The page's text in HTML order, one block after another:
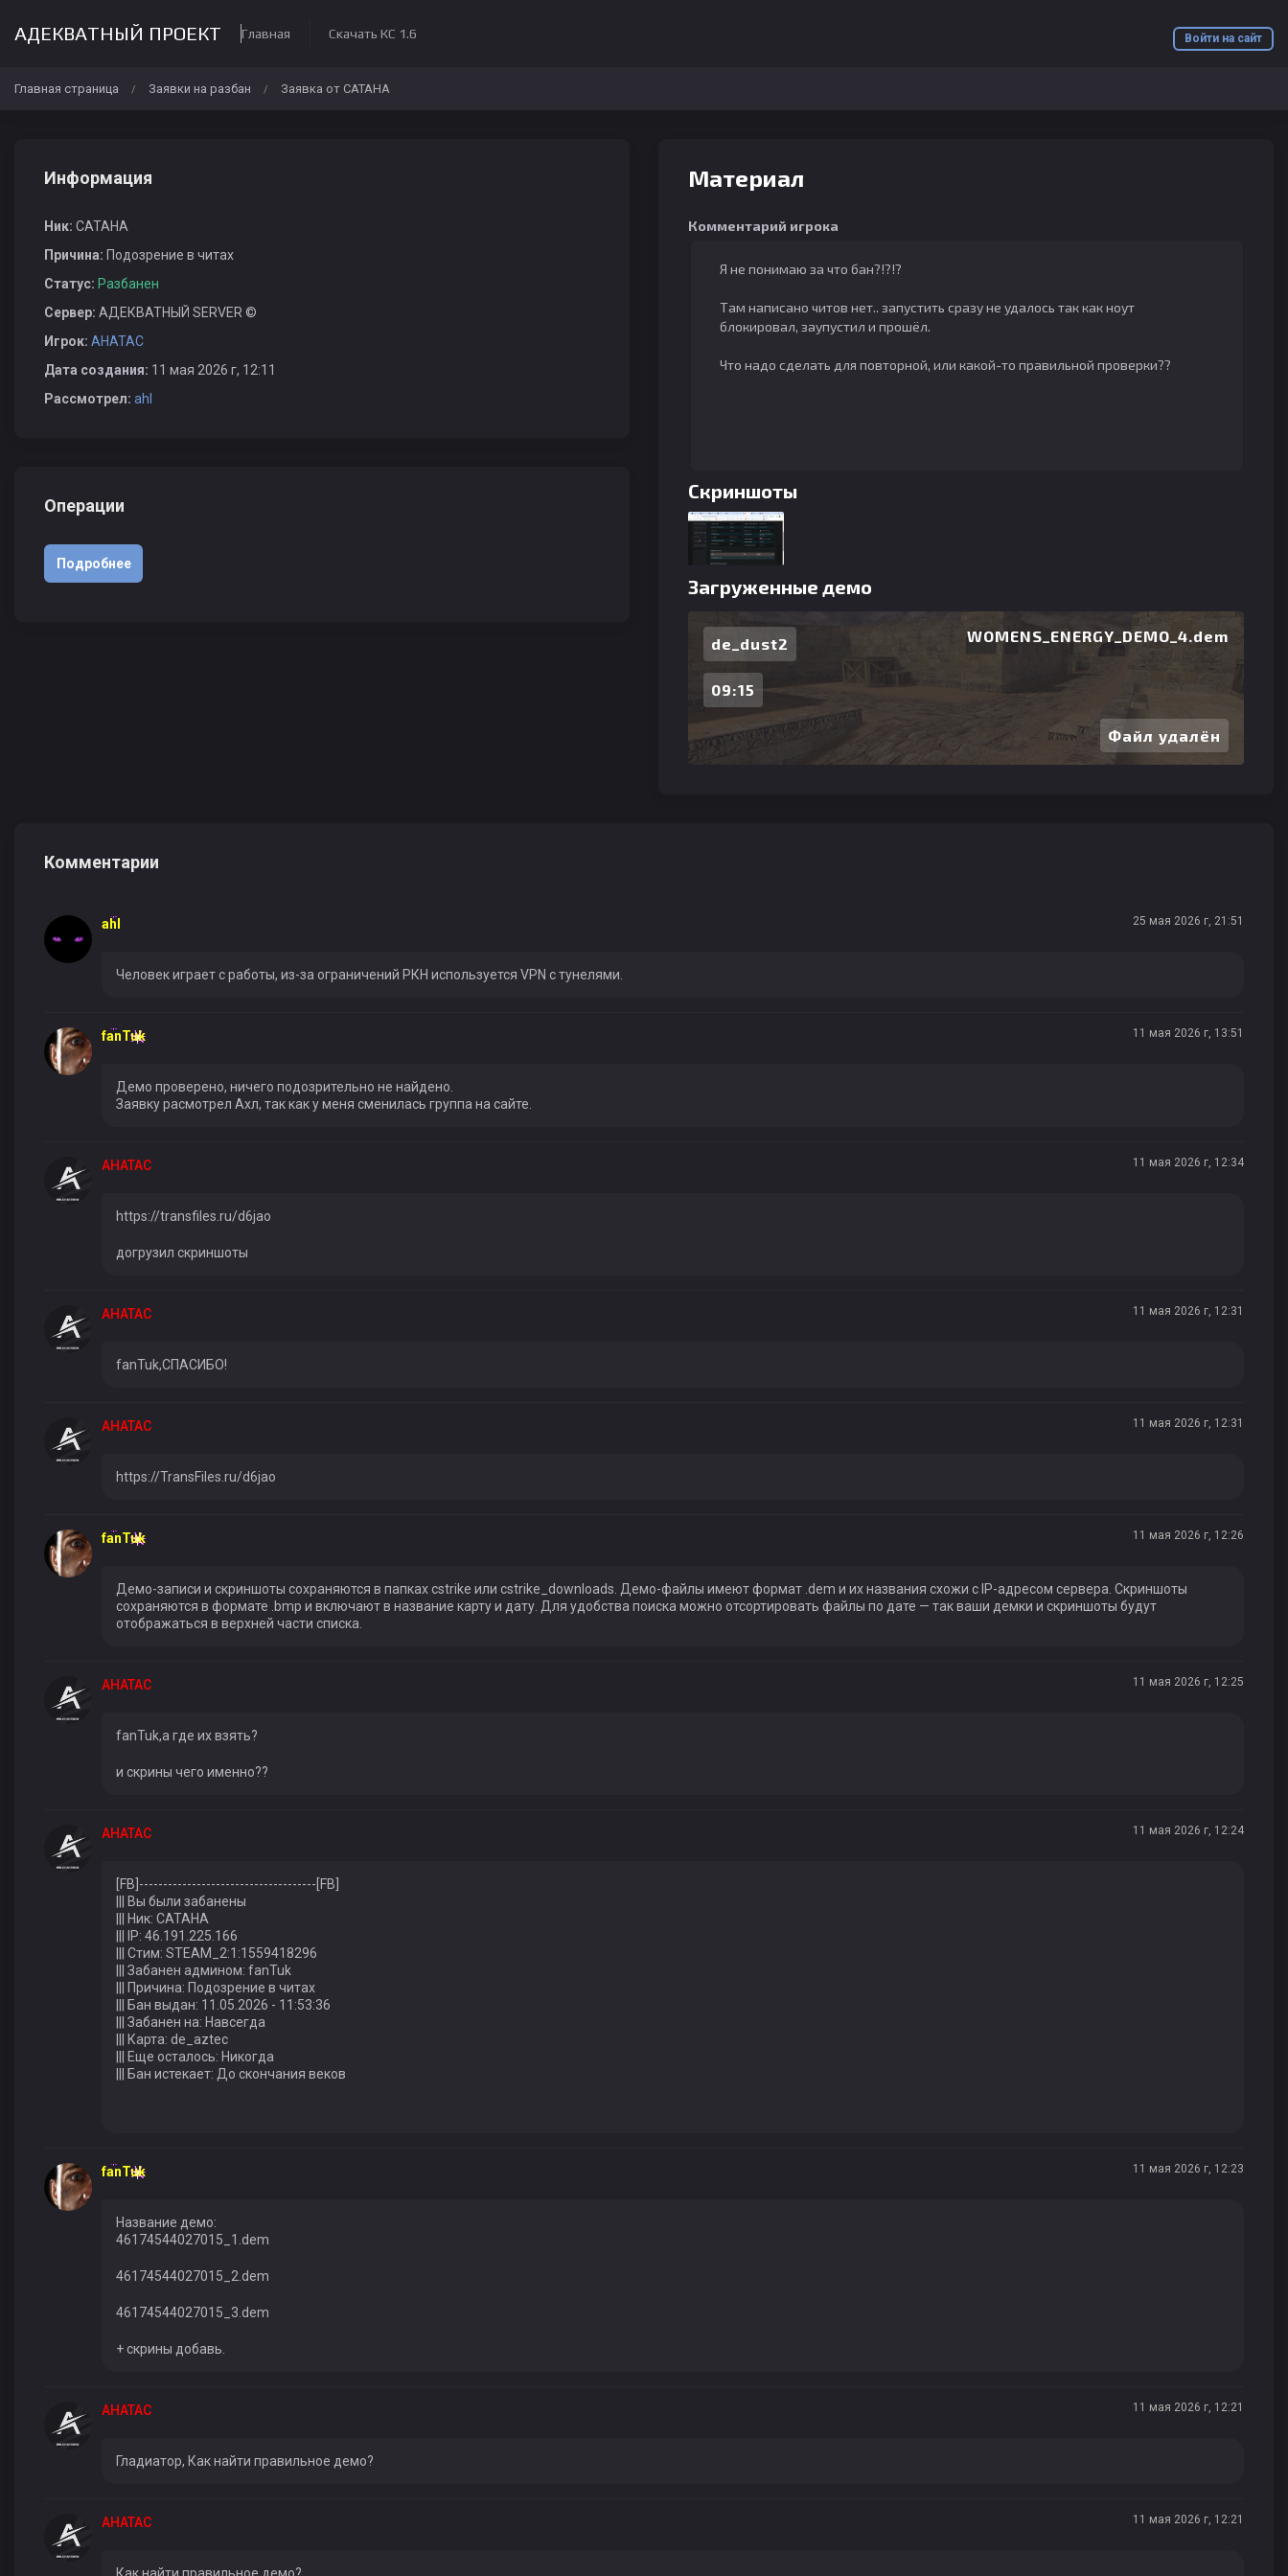
Войти на сайт
АДЕКВАТНЫЙ ПРОЕКТ Главная Скачать КС 1.6
Главная страница / Заявки на разбан / Заявка от CATAHA
Информация
Ник: CATAHA
Причина: Подозрение в читах
Статус: Разбанен
Сервер: АДЕКВАТНЫЙ SERVER ©
Игрок: AHATAC
Дата создания: 11 мая 2026 г, 12:11
Рассмотрел: ahl
Операции
Подробнее
Материал
Комментарий игрока
Я не понимаю за что бан?!?!?
Там написано читов нет.. запустить сразу не удалось так как ноут
блокировал, заупустил и прошёл.
Что надо сделать для повторной, или какой-то правильной проверки??
Скриншоты
Загруженные демо
WOMENS_ENERGY_DEMO_4.dem
de_dust2
09:15
Файл удалён
Комментарии
ahl 25 мая 2026 г, 21:51
Человек играет с работы, из-за ограничений РКН используется VPN с тунелями.
fanTuk 11 мая 2026 г, 13:51
Демо проверено, ничего подозрительно не найдено.
Заявку расмотрел Ахл, так как у меня сменилась группа на сайте.
AHATAC 11 мая 2026 г, 12:34
https://transfiles.ru/d6jao
догрузил скриншоты
AHATAC 11 мая 2026 г, 12:31
fanTuk,СПАСИБО!
AHATAC 11 мая 2026 г, 12:31
https://TransFiles.ru/d6jao
fanTuk 11 мая 2026 г, 12:26
Демо-записи и скриншоты сохраняются в папках cstrike или cstrike_downloads. Демо-файлы имеют формат .dem и их названия схожи с IP-адресом сервера. Скриншоты
сохраняются в формате .bmp и включают в название карту и дату. Для удобства поиска можно отсортировать файлы по дате — так ваши демки и скриншоты будут
отображаться в верхней части списка.
AHATAC 11 мая 2026 г, 12:25
fanTuk,а где их взять?
и скрины чего именно??
AHATAC 11 мая 2026 г, 12:24
[FB]-------------------------------------[FB]
||| Вы были забанены
||| Ник: CATAHA
||| IP: 46.191.225.166
||| Стим: STEAM_2:1:1559418296
||| Забанен админом: fanTuk
||| Причина: Подозрение в читах
||| Бан выдан: 11.05.2026 - 11:53:36
||| Забанен на: Навсегда
||| Карта: de_aztec
||| Еще осталось: Никогда
||| Бан истекает: До скончания веков
fanTuk 11 мая 2026 г, 12:23
Название демо:
46174544027015_1.dem
46174544027015_2.dem
46174544027015_3.dem
+ скрины добавь.
AHATAC 11 мая 2026 г, 12:21
Гладиатор, Как найти правильное демо?
AHATAC 11 мая 2026 г, 12:21
Как найти правильное демо?